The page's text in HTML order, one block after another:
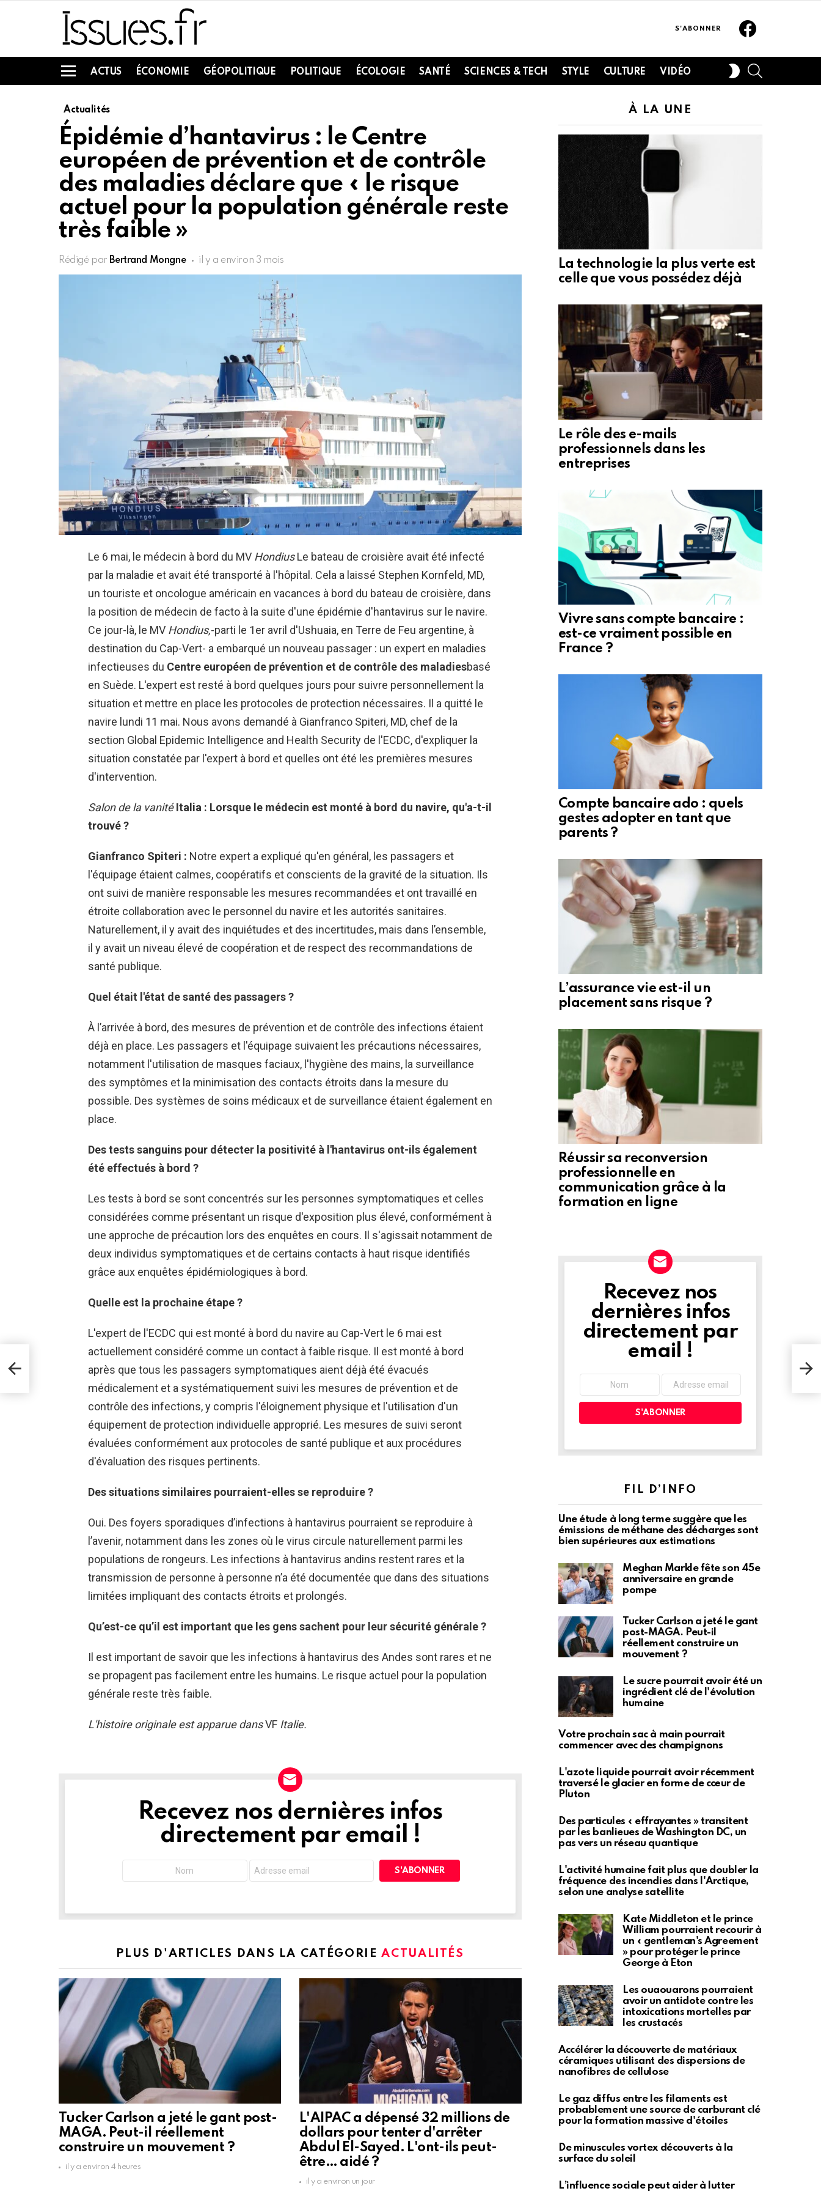
S'ABONNER
Menu
ACTUS ÉCONOMIE GÉOPOLITIQUE POLITIQUE ÉCOLOGIE SANTÉ SCIENCES & TECH STYLE CULTURE VIDÉO
SWITCH
SKIN
Actualités
Épidémie d’hantavirus : le Centre
européen de prévention et de contrôle
des maladies déclare que « le risque
actuel pour la population générale reste
très faible »
Rédigé par Bertrand Mongne il y a environ 3 mois
Le 6 mai, le médecin à bord du MV HondiusLe bateau de croisière avait été infecté
par la maladie et avait été transporté à l'hôpital. Cela a laissé Stephen Kornfeld, MD,
un touriste et oncologue américain en vacances à bord du bateau de croisière, dans
la position de médecin de facto à la suite d'une épidémie d'hantavirus sur le navire.
Ce jour-là, le MV Hondius,-parti le 1er avril d'Ushuaia, en Terre de Feu argentine, à
destination du Cap-Vert- a embarqué un nouveau passager : un expert en maladies
infectieuses du Centre européen de prévention et de contrôle des maladiesbasé
en Suède. L'expert est resté à bord quelques jours pour suivre personnellement la
situation et mettre en place les protocoles de protection nécessaires. Il a quitté le
navire lundi 11 mai. Nous avons demandé à Gianfranco Spiteri, MD, chef de la
section Global Epidemic Intelligence and Health Security de l'ECDC, d'expliquer la
situation constatée par l'expert à bord et quelles ont été les premières mesures
d'intervention.
Salon de la vanitéItalia : Lorsque le médecin est monté à bord du navire, qu'a-t-il
trouvé ?
Gianfranco Spiteri : Notre expert a expliqué qu'en général, les passagers et
l'équipage étaient calmes, coopératifs et conscients de la gravité de la situation. Ils
ont suivi de manière responsable les mesures recommandées et ont travaillé en
étroite collaboration avec le personnel du navire et les autorités sanitaires.
Naturellement, il y avait des inquiétudes et des incertitudes, mais dans l’ensemble,
il y avait un niveau élevé de coopération et de respect des recommandations de
santé publique.
Quel était l'état de santé des passagers ?
À l’arrivée à bord, des mesures de prévention et de contrôle des infections étaient
déjà en place. Les passagers et l'équipage suivaient les précautions nécessaires,
notamment l'utilisation de masques faciaux, l'hygiène des mains, la surveillance
des symptômes et la minimisation des contacts étroits dans la mesure du
possible. Des systèmes de soins médicaux et de surveillance étaient également en
place.
Des tests sanguins pour détecter la positivité à l'hantavirus ont-ils également
été effectués à bord ?
Les tests à bord se sont concentrés sur les personnes symptomatiques et celles
considérées comme présentant un risque d'exposition plus élevé, conformément à
une approche de précaution lors des enquêtes en cours. Il s'agissait notamment de
deux individus symptomatiques et de certains contacts à haut risque identifiés
grâce aux enquêtes épidémiologiques à bord.
Quelle est la prochaine étape ?
L'expert de l'ECDC qui est monté à bord du navire au Cap-Vert le 6 mai est
actuellement considéré comme un contact à faible risque. Il est monté à bord
après que tous les passagers symptomatiques aient déjà été évacués
médicalement et a systématiquement suivi les mesures de prévention et de
contrôle des infections, y compris l'éloignement physique et l'utilisation d'un
équipement de protection individuelle approprié. Les mesures de suivi seront
évaluées conformément aux protocoles de santé publique et aux procédures
d'évaluation des risques pertinents.
Des situations similaires pourraient-elles se reproduire ?
Oui. Des foyers sporadiques d’infections à hantavirus pourraient se reproduire à
l’avenir, notamment dans les zones où le virus circule naturellement parmi les
populations de rongeurs. Les infections à hantavirus andins restent rares et la
transmission de personne à personne n’a été documentée que dans des situations
limitées impliquant des contacts étroits et prolongés.
Qu’est-ce qu’il est important que les gens sachent pour leur sécurité générale ?
Il est important de savoir que les infections à hantavirus des Andes sont rares et ne
se propagent pas facilement entre les humains. Le risque actuel pour la population
générale reste très faible.
L'histoire originale est apparue dansVF Italie.
NEWSLETTERRecevez nos dernières infos
directement par email !
PLUS D'ARTICLES DANS LA CATÉGORIEACTUALITÉS
Tucker Carlson a jeté le gant post-
MAGA. Peut-il réellement
construire un mouvement ?
il y a environ 4 heures
L'AIPAC a dépensé 32 millions de
dollars pour tenter d'arrêter
Abdul El-Sayed. L'ont-ils peut-
être… aidé ?
il y a environ un jour
À LA UNE
La technologie la plus verte est
celle que vous possédez déjà
Le rôle des e-mails
professionnels dans les
entreprises
Vivre sans compte bancaire :
est-ce vraiment possible en
France ?
Compte bancaire ado : quels
gestes adopter en tant que
parents ?
L’assurance vie est-il un
placement sans risque ?
Réussir sa reconversion
professionnelle en
communication grâce à la
formation en ligne
NEWSLETTER
Recevez nos
dernières infos
directement par
email !
FIL D’INFO
Une étude à long terme suggère que les
émissions de méthane des décharges sont
bien supérieures aux estimations
Meghan Markle fête son 45e
anniversaire en grande
pompe
Tucker Carlson a jeté le gant
post-MAGA. Peut-il
réellement construire un
mouvement ?
Le sucre pourrait avoir été un
ingrédient clé de l'évolution
humaine
Votre prochain sac à main pourrait
commencer avec des champignons
L'azote liquide pourrait avoir récemment
traversé le glacier en forme de cœur de
Pluton
Des particules « effrayantes » transitent
par les banlieues de Washington DC, un
pas vers un réseau quantique
L'activité humaine fait plus que doubler la
fréquence des incendies dans l'Arctique,
selon une analyse satellite
Kate Middleton et le prince
William pourraient recourir à
un « gentleman's Agreement
» pour protéger le prince
George à Eton
Les ouaouarons pourraient
avoir un antidote contre les
intoxications mortelles par
les crustacés
Accélérer la découverte de matériaux
céramiques utilisant des dispersions de
nanofibres de cellulose
Le gaz diffus entre les filaments est
probablement une source de carburant clé
pour la formation massive d'étoiles
De minuscules vortex découverts à la
surface du soleil
L’influence sociale peut aider à lutter